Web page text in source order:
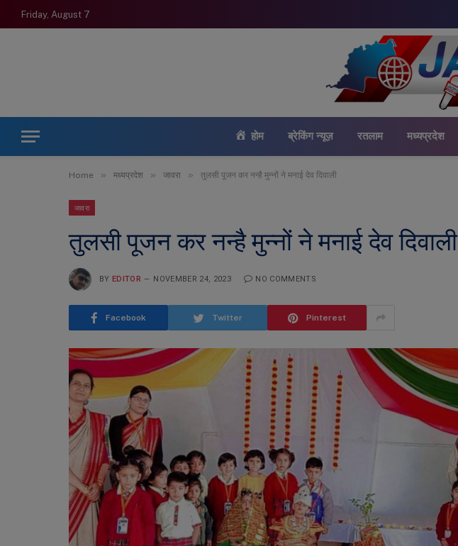
Friday, August 7
होम ब्रेकिंग न्यूज़ रतलाम मध्यप्रदेश
Home » मध्यप्रदेश » जावरा » तुलसी पूजन कर नन्है मुन्नों ने मनाई देव दिवाली
जावरा
तुलसी पूजन कर नन्है मुन्नों ने मनाई देव दिवाली
BY EDITOR NOVEMBER 24, 2023 NO COMMENTS
Facebook Twitter Pinterest